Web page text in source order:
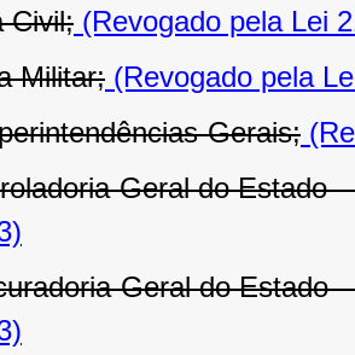
Civil; (Revogado pela Lei
Militar; (Revogado pela
Gerais;
Geral do Estado
Geral do Estado